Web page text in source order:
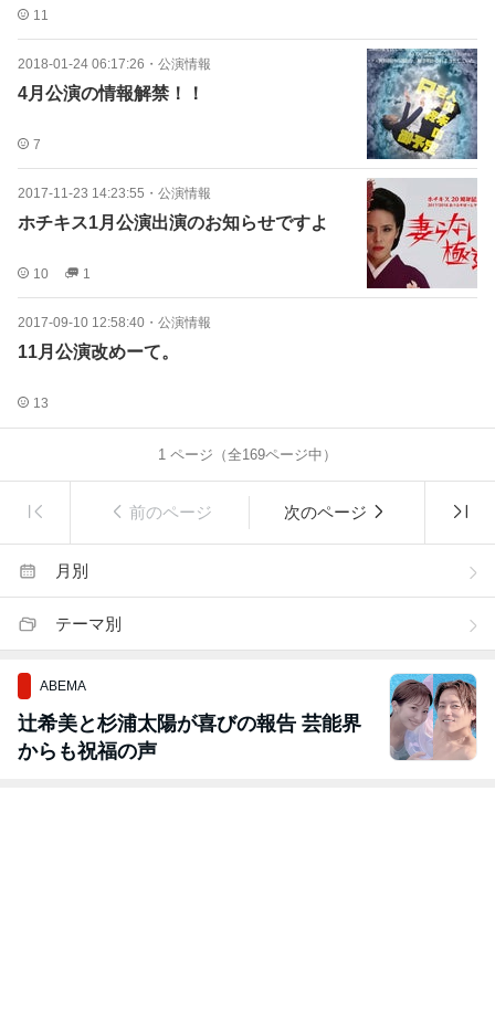
11
2018-01-24 06:17:26 ・ 公演情報
4月公演の情報解禁！！
7
2017-11-23 14:23:55 ・ 公演情報
ホチキス1月公演出演のお知らせですよ
10 1
2017-09-10 12:58:40 ・ 公演情報
11月公演改めーて。
13
1 ページ（全169ページ中）
前のページ 次のページ
月別
テーマ別
ABEMA
辻希美と杉浦太陽が喜びの報告 芸能界
からも祝福の声